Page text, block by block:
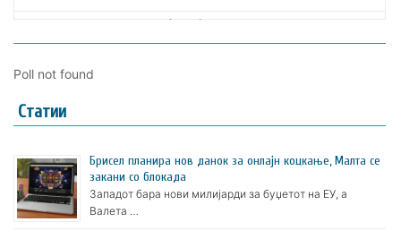
Poll not found
Статии
Брисел планира нов данок за онлајн коцкање, Малта се
закани со блокада
Западот бара нови милијарди за буџетот на ЕУ, а
Валета …